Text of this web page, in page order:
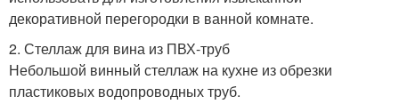
декоративной перегородки в ванной комнате.
2. Стеллаж для вина из ПВХ-труб
Небольшой винный стеллаж на кухне из обрезки
пластиковых водопроводных труб.